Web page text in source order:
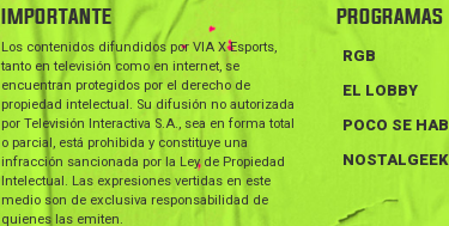
IMPORTANTE
Los contenidos difundidos por VIA X Esports,
tanto en televisión como en internet, se
encuentran protegidos por el derecho de
propiedad intelectual. Su difusión no autorizada
por Televisión Interactiva S.A., sea en forma total
o parcial, está prohibida y constituye una
infracción sancionada por la Ley de Propiedad
Intelectual. Las expresiones vertidas en este
medio son de exclusiva responsabilidad de
quienes las emiten.
PROGRAMAS
RGB
EL LOBBY
POCO SE
NOSTALGEEK